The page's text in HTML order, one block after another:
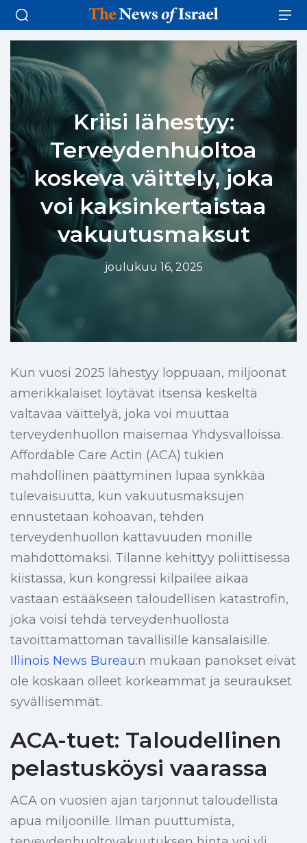
Kriisi lähestyy:
Terveydenhuoltoa
koskeva väittely, joka
voi kaksinkertaistaa
vakuutusmaksut
joulukuu 16, 2025
Kun vuosi 2025 lähestyy loppuaan, miljoonat
amerikkalaiset löytävät itsensä keskeltä
valtavaa väittelyä, joka voi muuttaa
terveydenhuollon maisemaa Yhdysvalloissa.
Affordable Care Actin (ACA) tukien
mahdollinen päättyminen lupaa synkkää
tulevaisuutta, kun vakuutusmaksujen
ennustetaan kohoavan, tehden
terveydenhuollon kattavuuden monille
mahdottomaksi. Tilanne kehittyy poliittisessa
kiistassa, kun kongressi kilpailee aikaa
vastaan estääkseen taloudellisen katastrofin,
joka voisi tehdä terveydenhuollosta
tavoittamattoman tavallisille kansalaisille.
Illinois News Bureau:n mukaan panokset eivät
ole koskaan olleet korkeammat ja seuraukset
syvällisemmät.
ACA-tuet: Taloudellinen
pelastusköysi vaarassa
ACA on vuosien ajan tarjonnut taloudellista
apua miljoonille. Ilman puuttumista,